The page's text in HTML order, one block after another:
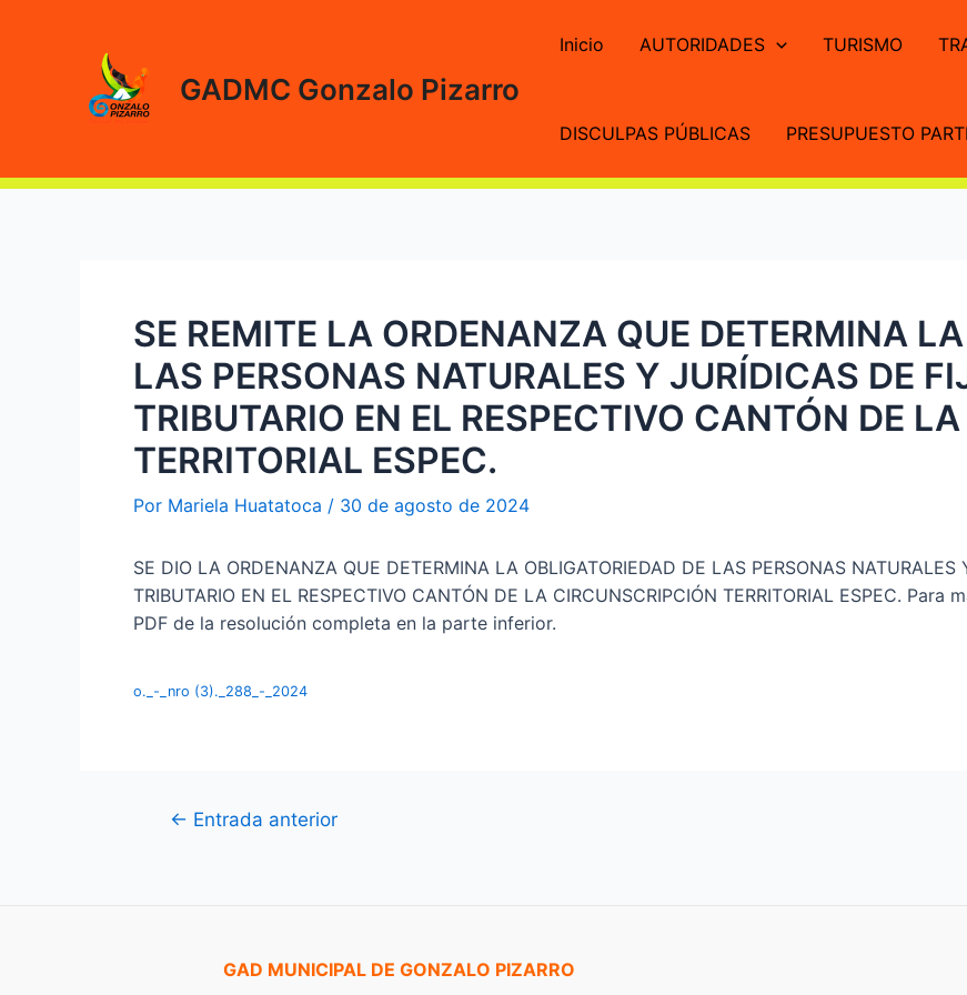
GADMC Gonzalo Pizarro
Inicio AUTORIDADES TURISMO
DISCULPAS PÚBLICAS PRESUPUESTO
SE REMITE LA ORDENANZA QUE DETERMINA
LAS PERSONAS NATURALES Y JURÍDICAS DE
TRIBUTARIO EN EL RESPECTIVO CANTÓN DE
TERRITORIAL ESPEC.
Por Mariela Huatatoca / 30 de agosto de 2024
SE DIO LA ORDENANZA QUE DETERMINA LA OBLIGATORIEDAD DE LAS PERSONAS
TRIBUTARIO EN EL RESPECTIVO CANTÓN DE LA CIRCUNSCRIPCIÓN TERRITORIAL ESPEC.
PDF de la resolución completa en la parte inferior.
o._-_nro (3)._288_-_2024
Navegación
← Entrada anterior
GAD MUNICIPAL DE GONZALO PIZARRO